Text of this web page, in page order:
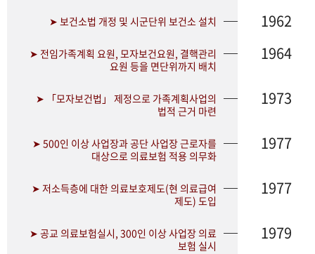
➤ 보건소법 개정 및 시군단위 보건소 설치 1962
➤ 전임가족계획 요원, 모자보건요원, 결핵관리
요원 등을 면단위까지 배치
1964
➤ 「모자보건법」 제정으로 가족계획사업의
법적 근거 마련
1973
➤ 500인 이상 사업장과 공단 사업장 근로자를
대상으로 의료보험 적용 의무화
1977
➤ 저소득층에 대한 의료보호제도(현 의료급여
제도) 도입
1977
➤ 공교 의료보험실시, 300인 이상 사업장 의료
보험 실시
1979